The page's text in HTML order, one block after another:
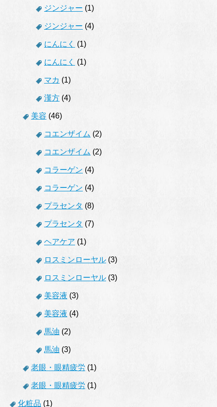
ジンジャー (1)
ジンジャー (4)
にんにく (1)
にんにく (1)
マカ (1)
漢方 (4)
美容 (46)
コエンザイム (2)
コエンザイム (2)
コラーゲン (4)
コラーゲン (4)
プラセンタ (8)
プラセンタ (7)
ヘアケア (1)
ロスミンローヤル (3)
ロスミンローヤル (3)
美容液 (3)
美容液 (4)
馬油 (2)
馬油 (3)
老眼・眼精疲労 (1)
老眼・眼精疲労 (1)
化粧品 (1)